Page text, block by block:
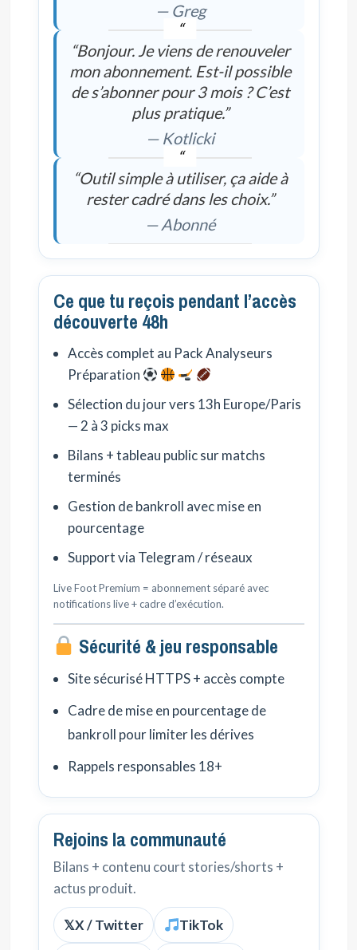
— Greg
“Bonjour. Je viens de renouveler
mon abonnement. Est-il possible
de s’abonner pour 3 mois ? C’est
plus pratique.”
— Kotlicki
“Outil simple à utiliser, ça aide à
rester cadré dans les choix.”
— Abonné
Ce que tu reçois pendant l’accès
découverte 48h
Accès complet au Pack Analyseurs
Préparation
Sélection du jour vers 13h Europe/Paris
— 2 à 3 picks max
Bilans + tableau public sur matchs
terminés
Gestion de bankroll avec mise en
pourcentage
Support via Telegram / réseaux
Live Foot Premium = abonnement séparé avec
notifications live + cadre d’exécution.
Sécurité & jeu responsable
Site sécurisé HTTPS + accès compte
Cadre de mise en pourcentage de
bankroll pour limiter les dérives
Rappels responsables 18+
Rejoins la communauté
Bilans + contenu court stories/shorts +
actus produit.
𝕏X / Twitter TikTok